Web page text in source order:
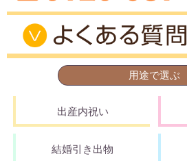
用途で選ぶ
出産内祝い
結婚引き出物